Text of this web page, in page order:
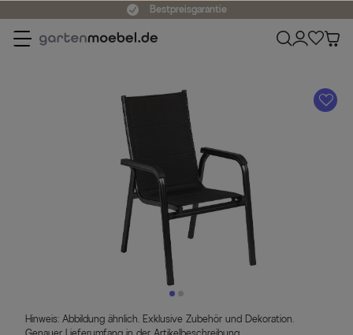
Bestpreisgarantie
A
Hinweis: Abbildung ähnlich. Exklusive Zubehör und Dekoration.